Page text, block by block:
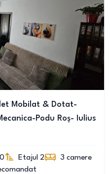
Mobilat & Dotat-
Podu Roș- Iulius
Etajul 2 3 camere